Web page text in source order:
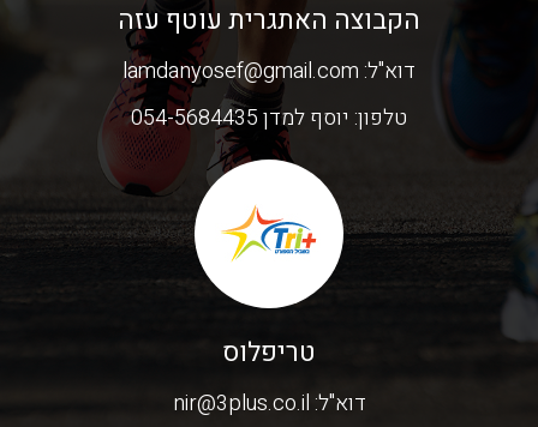
הקבוצה האתגרית עוטף עזה
דוא"ל: lamdanyosef@gmail.com
טלפון: יוסף למדן 054-5684435
טריפלוס
דוא"ל:nir@3plus.co.il